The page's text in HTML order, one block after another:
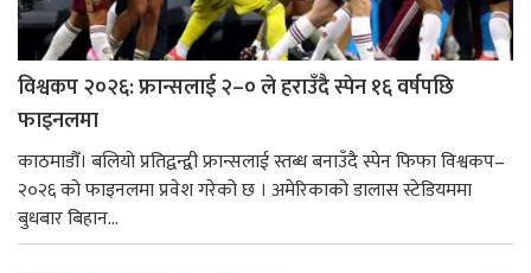
विश्वकप २०२६: फ्रान्सलाई २–० ले हराउँदै स्पेन १६ वर्षपछि
फाइनलमा
काठमाडौँ। बलियो प्रतिद्वन्द्वी फ्रान्सलाई स्तब्ध बनाउँदै स्पेन फिफा विश्वकप–
२०२६ को फाइनलमा प्रवेश गरेको छ । अमेरिकाको डालास स्टेडियममा
बुधबार बिहान...